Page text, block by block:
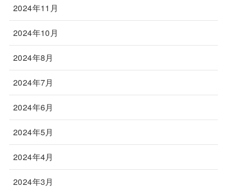
2024年11月
2024年10月
2024年8月
2024年7月
2024年6月
2024年5月
2024年4月
2024年3月